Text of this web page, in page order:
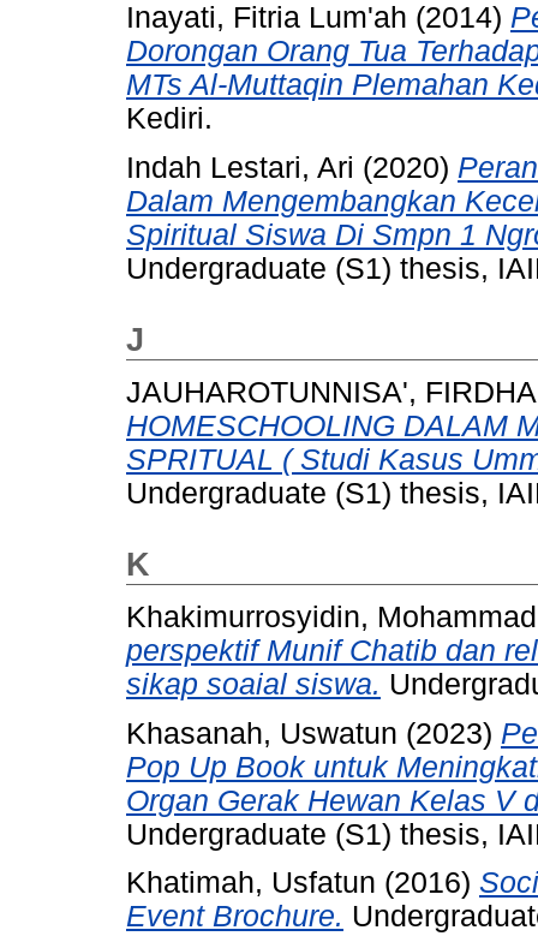
Inayati, Fitria Lum'ah (2014)
Dorongan Orang Tua
MTs Al-Muttaqin Plemahan
Kediri.
Indah Lestari, Ari (2020)
Dalam Mengembangkan
Spiritual Siswa Di Smpn 1
Undergraduate (S1) thesis,
J
JAUHAROTUNNISA', FIRDHA
HOMESCHOOLING DALAM
SPRITUAL ( Studi Kasus
Undergraduate (S1) thesis,
K
Khakimurrosyidin, Mohammad
perspektif Munif Chatib dan
sikap soaial siswa.
Khasanah, Uswatun (2023)
Pop Up Book untuk
Organ Gerak Hewan Kelas V
Undergraduate (S1) thesis,
Khatimah, Usfatun (2016)
Event Brochure.